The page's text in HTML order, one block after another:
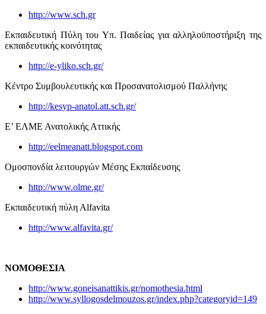
http://www.sch.gr
Εκπαιδευτική Πύλη του Υπ. Παιδείας για αλληλοϋποστήριξη της
εκπαιδευτικής κοινότητας
http://e-yliko.sch.gr/
Κέντρο Συμβουλευτικής και Προσανατολισμού Παλλήνης
http://kesyp-anatol.att.sch.gr/
Ε’ ΕΛΜΕ Ανατολικής Αττικής
http://eelmeanatt.blogspot.com
Ομοσπονδία λειτουργών Μέσης Εκπαίδευσης
http://www.olme.gr/
Εκπαιδευτική πύλη Αlfavita
http://www.alfavita.gr/
ΝΟΜΟΘΕΣΙΑ
http://www.goneisanattikis.gr/nomothesia.html
http://www.syllogosdelmouzos.gr/index.php?categoryid=149